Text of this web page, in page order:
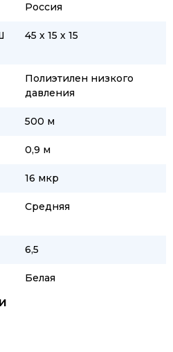
Россия
45 х 15 х 15
Полиэтилен низкого
давления
500 м
0,9 м
16 мкр
Средняя
6,5
Белая